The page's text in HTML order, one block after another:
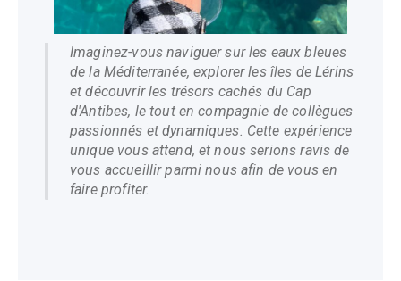
Imaginez-vous naviguer sur les eaux bleues
de la Méditerranée, explorer les îles de Lérins
et découvrir les trésors cachés du Cap
d'Antibes, le tout en compagnie de collègues
passionnés et dynamiques. Cette expérience
unique vous attend, et nous serions ravis de
vous accueillir parmi nous afin de vous en
faire profiter.